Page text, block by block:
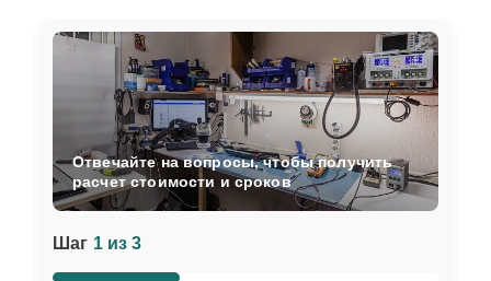
Шаг 1 из 3
Отвечайте на вопросы, чтобы получить
расчет стоимости и сроков